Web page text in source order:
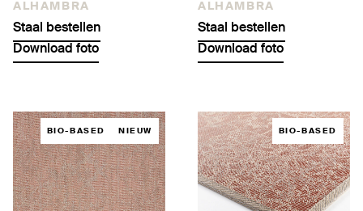
ALHAMBRA
Staal bestellen
Download foto
ALHAMBRA
Staal bestellen
Download foto
BIO-BASED NIEUW BIO-BASED